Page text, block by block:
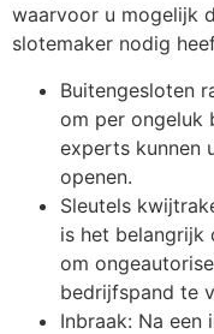
waarvoor u mogelijk
slotemaker nodig
Buitengesloten
om per ongeluk
experts kunnen
openen.
Sleutels
is het belangrijk
om
bedrijfspand te
Inbraak: Na een